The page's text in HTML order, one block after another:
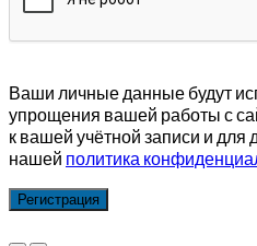
Ваши личные данные будут
упрощения вашей работы с
к вашей учётной записи и для
нашей политика
Регистрация